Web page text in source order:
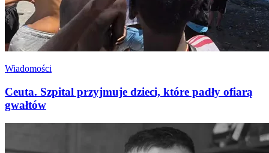
Wiadomości
Ceuta. Szpital przyjmuje dzieci, które padły ofiarą
gwałtów